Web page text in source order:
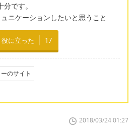
です。
ニケーションしたいと思うこと
役に立った 17
のサイト
2018/03/24 01:27